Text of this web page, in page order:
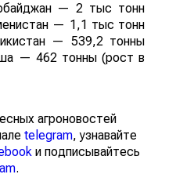
— 2 тыс тонн
— 1,1 тыс тонн
— 539,2 тонны
— 462 тонны (рост в
агроновостей
telegram, узнавайте
и подписывайтесь
.